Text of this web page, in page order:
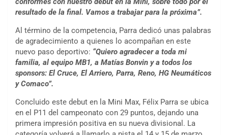
resultado de la final. Vamos a trabajar para la próxima”.
Al término de la competencia, Parra dedicó unas palabras
de agradecimiento a quienes lo acompañan en este
nuevo paso deportivo: “Quiero agradecer a toda mi
familia, al equipo MB1, a Matías Bonvin y a todos los
sponsors: El Cruce, El Arriero, Parra, Reno, HG Neumáticos
y Comaco”.
Concluido este debut en la Mini Max, Félix Parra se ubica
en el P11 del campeonato con 29 puntos, dejando una
primera impresión positiva en su nueva divisional. La